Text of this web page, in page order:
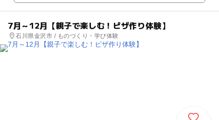
7月～12月【親子で楽しむ！ピザ作り体験】
石川県金沢市 / ものづくり・学び体験